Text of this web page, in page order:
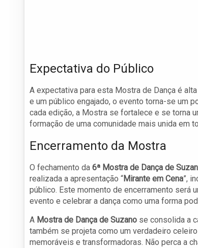
Expectativa do Público
A expectativa para esta Mostra de Dança é
e um público engajado, o evento torna-se um
cada edição, a Mostra se fortalece e se torna
formação de uma comunidade mais unida em
Encerramento da Mostra
O fechamento da 6ª Mostra de Dança de
realizada a apresentação “Mirante em Cena”,
público. Este momento de encerramento será
evento e celebrar a dança como uma forma
A Mostra de Dança de Suzano se consolida a
também se projeta como um verdadeiro
memoráveis e transformadoras. Não perca a